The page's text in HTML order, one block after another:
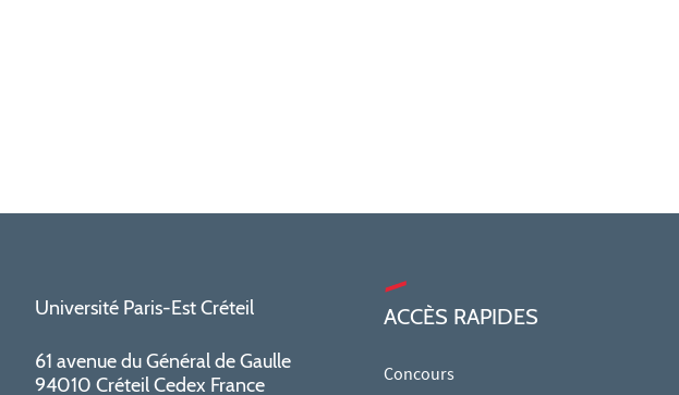
Université Paris-Est Créteil
61 avenue du Général de Gaulle
94010 Créteil Cedex France
ACCÈS RAPIDES
Concours